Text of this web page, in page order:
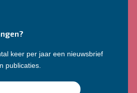
keer per jaar een nieuwsbrief
publicaties.